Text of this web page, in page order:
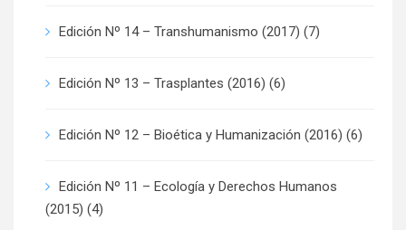
Edición Nº 14 – Transhumanismo (2017) (7)
Edición Nº 13 – Trasplantes (2016) (6)
Edición Nº 12 – Bioética y Humanización (2016) (6)
Edición Nº 11 – Ecología y Derechos Humanos
(2015) (4)